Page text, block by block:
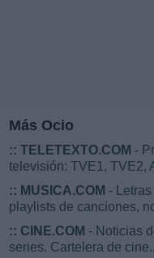
Más Ocio
:: TELETEXTO.COM -
televisión: TVE1, TVE2,
:: MUSICA.COM -
playlists de canciones,
:: CINE.COM - Noticias
series. Cartelera de